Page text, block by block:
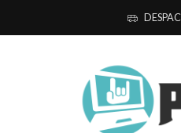
Originales Acer